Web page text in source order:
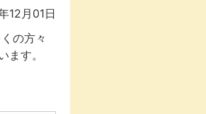
12月01日
の方々
す。